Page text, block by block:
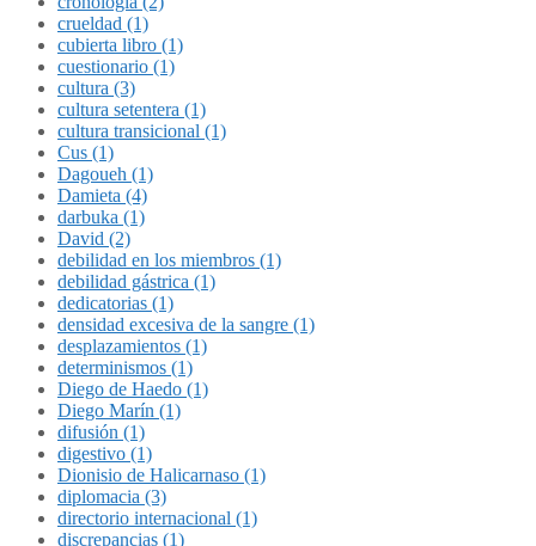
crueldad (1)
cubierta libro (1)
cuestionario (1)
cultura (3)
cultura setentera (1)
cultura transicional (1)
Cus (1)
Dagoueh (1)
Damieta (4)
darbuka (1)
David (2)
debilidad en los miembros (1)
debilidad gástrica (1)
dedicatorias (1)
densidad excesiva de la sangre (1)
desplazamientos (1)
determinismos (1)
Diego de Haedo (1)
Diego Marín (1)
difusión (1)
digestivo (1)
Dionisio de Halicarnaso (1)
diplomacia (3)
directorio internacional (1)
discrepancias (1)